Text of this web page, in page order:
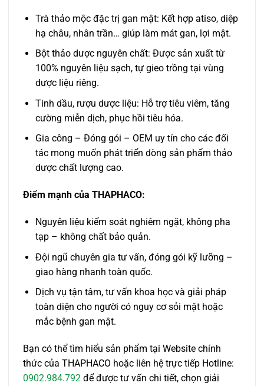
Trà thảo mộc đặc trị gan mật: Kết hợp atiso, diệp
hạ châu, nhân trần… giúp làm mát gan, lợi mật.
Bột thảo dược nguyên chất: Được sản xuất từ
100% nguyên liệu sạch, tự gieo trồng tại vùng
dược liệu riêng.
Tinh dầu, rượu dược liệu: Hỗ trợ tiêu viêm, tăng
cường miễn dịch, phục hồi tiêu hóa.
Gia công – Đóng gói – OEM uy tín cho các đối
tác mong muốn phát triển dòng sản phẩm thảo
dược chất lượng cao.
Điểm mạnh của THAPHACO:
Nguyên liệu kiểm soát nghiêm ngặt, không pha
tạp – không chất bảo quản.
Đội ngũ chuyên gia tư vấn, đóng gói kỹ lưỡng –
giao hàng nhanh toàn quốc.
Dịch vụ tận tâm, tư vấn khoa học và giải pháp
toàn diện cho người có nguy cơ sỏi mật hoặc
mắc bệnh gan mật.
Bạn có thể tìm hiểu sản phẩm tại Website chính
thức của THAPHACO hoặc liên hệ trực tiếp Hotline:
0902.984.792 để được tư vấn chi tiết, chọn giải